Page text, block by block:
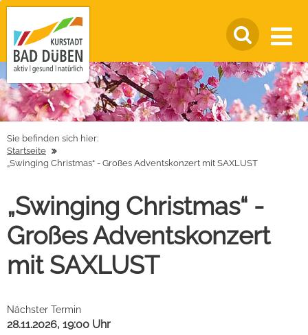
Sie befinden sich hier:
Startseite
„Swinging Christmas“ - Großes Adventskonzert mit SAXLUST
„Swinging Christmas“ -
Großes Adventskonzert
mit SAXLUST
Nächster Termin
28.11.2026, 19:00 Uhr